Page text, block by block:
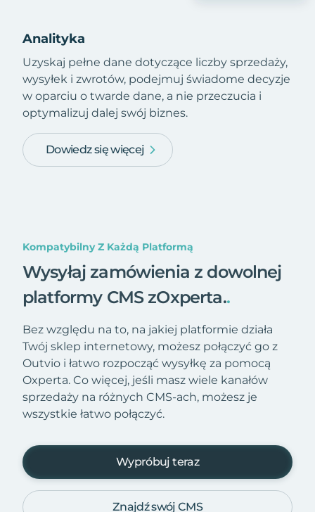
Analityka
Uzyskaj pełne dane dotyczące liczby sprzedaży,
wysyłek i zwrotów, podejmuj świadome decyzje
w oparciu o twarde dane, a nie przeczucia i
optymalizuj dalej swój biznes.
Dowiedz się więcej
Kompatybilny Z Każdą Platformą
Wysyłaj zamówienia z dowolnej
platformy CMS zOxperta..
Bez względu na to, na jakiej platformie działa
Twój sklep internetowy, możesz połączyć go z
Outvio i łatwo rozpocząć wysyłkę za pomocą
Oxperta. Co więcej, jeśli masz wiele kanałów
sprzedaży na różnych CMS-ach, możesz je
wszystkie łatwo połączyć.
Wypróbuj teraz
Znajdź swój CMS